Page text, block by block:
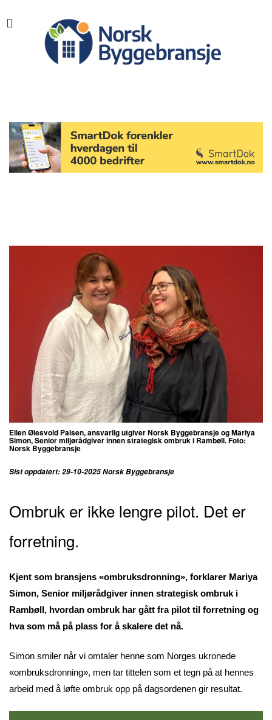
Ellen Øiesvold Palsen, ansvarlig utgiver Norsk Byggebransje ogMariya
Simon, Senior miljørådgiver innen strategisk ombruk i Rambøll. Foto:
Norsk Byggebransje
Sist oppdatert: 29-10-2025 Norsk Byggebransje
Ombruk er ikke lengre pilot. Det er
forretning.
Kjent som bransjens «ombruksdronning», forklarer Mariya
Simon, Senior miljørådgiver innen strategisk ombruk i
Rambøll, hvordan ombruk har gått fra pilot til forretning og
hva som må på plass for å skalere det nå.
Simon smiler når vi omtaler henne som Norges ukronede
«ombruksdronning», men tar tittelen som et tegn på at hennes
arbeid med å løfte ombruk opp på dagsordenen gir resultat.